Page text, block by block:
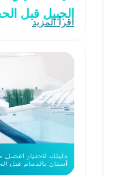
الجبيل قبل
اقرأ المزيد